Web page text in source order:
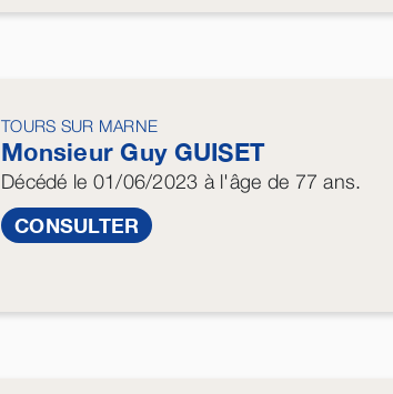
TOURS SUR MARNE
Monsieur Guy GUISET
Décédé le 01/06/2023 à l'âge de 77 ans.
CONSULTER